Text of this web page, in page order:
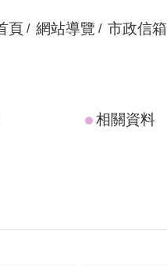
頁 網站導覽 市政信箱
相關資料